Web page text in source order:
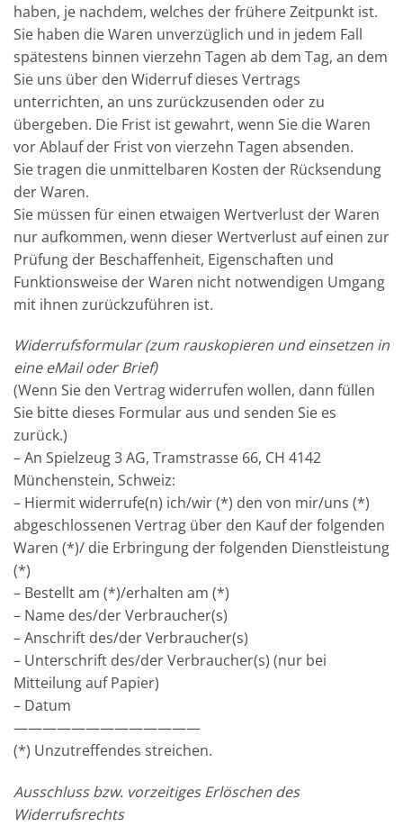
haben, je nachdem, welches der frühere Zeitpunkt ist.
Sie haben die Waren unverzüglich und in jedem Fall
spätestens binnen vierzehn Tagen ab dem Tag, an dem
Sie uns über den Widerruf dieses Vertrags
unterrichten, an uns zurückzusenden oder zu
übergeben. Die Frist ist gewahrt, wenn Sie die Waren
vor Ablauf der Frist von vierzehn Tagen absenden.
Sie tragen die unmittelbaren Kosten der Rücksendung
der Waren.
Sie müssen für einen etwaigen Wertverlust der Waren
nur aufkommen, wenn dieser Wertverlust auf einen zur
Prüfung der Beschaffenheit, Eigenschaften und
Funktionsweise der Waren nicht notwendigen Umgang
mit ihnen zurückzuführen ist.
Widerrufsformular (zum rauskopieren und einsetzen in
eine eMail oder Brief)
(Wenn Sie den Vertrag widerrufen wollen, dann füllen
Sie bitte dieses Formular aus und senden Sie es
zurück.)
– An Spielzeug 3 AG, Tramstrasse 66, CH 4142
Münchenstein, Schweiz:
– Hiermit widerrufe(n) ich/wir (*) den von mir/uns (*)
abgeschlossenen Vertrag über den Kauf der folgenden
Waren (*)/ die Erbringung der folgenden Dienstleistung
(*)
– Bestellt am (*)/erhalten am (*)
– Name des/der Verbraucher(s)
– Anschrift des/der Verbraucher(s)
– Unterschrift des/der Verbraucher(s) (nur bei
Mitteilung auf Papier)
– Datum
—————————————
(*) Unzutreffendes streichen.
Ausschluss bzw. vorzeitiges Erlöschen des
Widerrufsrechts